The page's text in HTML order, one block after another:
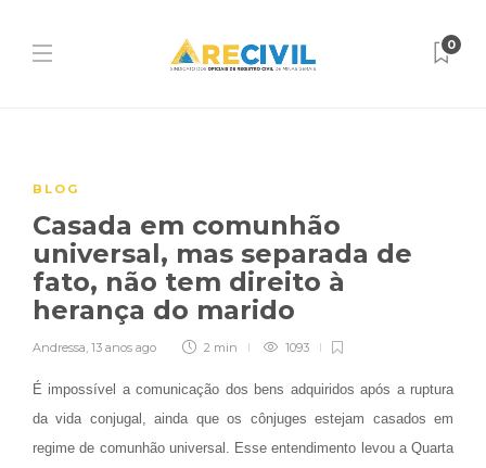
0
BLOG
Casada em comunhão
universal, mas separada de
fato, não tem direito à
herança do marido
Andressa, 13 anos ago 2 min 1093
É impossível a comunicação dos bens adquiridos após a ruptura
da vida conjugal, ainda que os cônjuges estejam casados em
regime de comunhão universal. Esse entendimento levou a Quarta